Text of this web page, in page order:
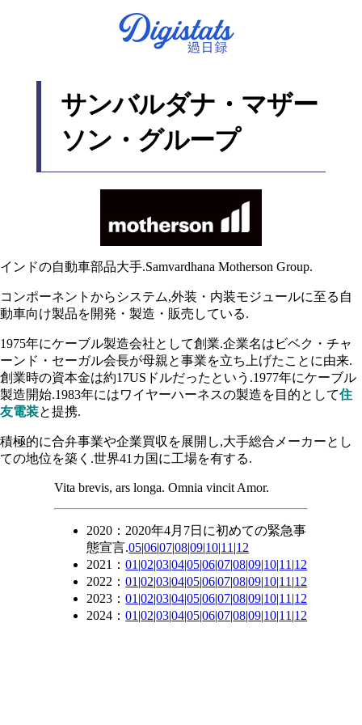
サンバルダナ・マザー
ソン・グループ
インドの自動車部品大手.Samvardhana Motherson Group.
コンポーネントからシステム,外装・内装モジュールに至る自
動車向け製品を開発・製造・販売している.
1975年にケーブル製造会社として創業.企業名はビベク・チャ
ーンド・セーガル会長が母親と事業を立ち上げたことに由来.
創業時の資本金は約17USドルだったという.1977年にケーブル
製造開始.1983年にはワイヤーハーネスの製造を目的として住
友電装と提携.
積極的に合弁事業や企業買収を展開し,大手総合メーカーとし
ての地位を築く.世界41カ国に工場を有する.
Vita brevis, ars longa. Omnia vincit Amor.
2020：2020年4月7日に初めての緊急事
態宣言.05|06|07|08|09|10|11|12
2021：01|02|03|04|05|06|07|08|09|10|11|12
2022：01|02|03|04|05|06|07|08|09|10|11|12
2023：01|02|03|04|05|06|07|08|09|10|11|12
2024：01|02|03|04|05|06|07|08|09|10|11|12